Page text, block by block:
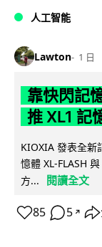
人工智能
Lawton 1 日
靠快閃記
推 XL1 記
KIOXIA 發表全新
憶體 XL-FLASH
方...
閱讀全文
85 5 ↗